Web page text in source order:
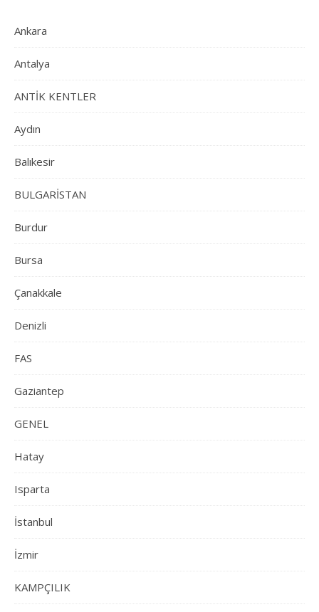
Ankara
Antalya
ANTİK KENTLER
Aydın
Balıkesir
BULGARİSTAN
Burdur
Bursa
Çanakkale
Denizli
FAS
Gaziantep
GENEL
Hatay
Isparta
İstanbul
İzmir
KAMPÇILIK